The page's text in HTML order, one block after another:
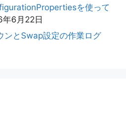
を使って
6月22日
ンとSwap設定の作業ログ